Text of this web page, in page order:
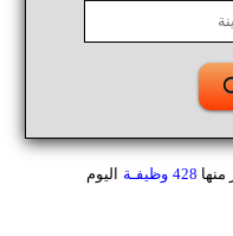
منها 428 وظيفـة اليوم